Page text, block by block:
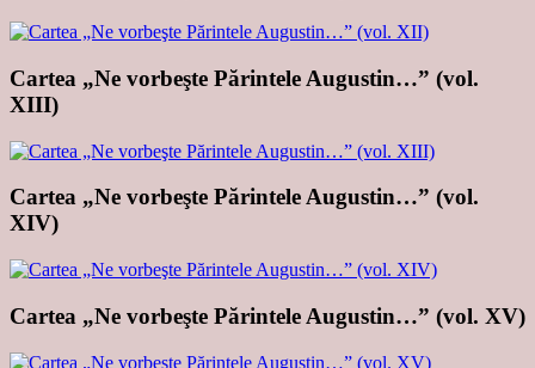
Cartea „Ne vorbeşte Părintele Augustin…” (vol.
XIII)
Cartea „Ne vorbeşte Părintele Augustin…” (vol.
XIV)
Cartea „Ne vorbeşte Părintele Augustin…” (vol. XV)